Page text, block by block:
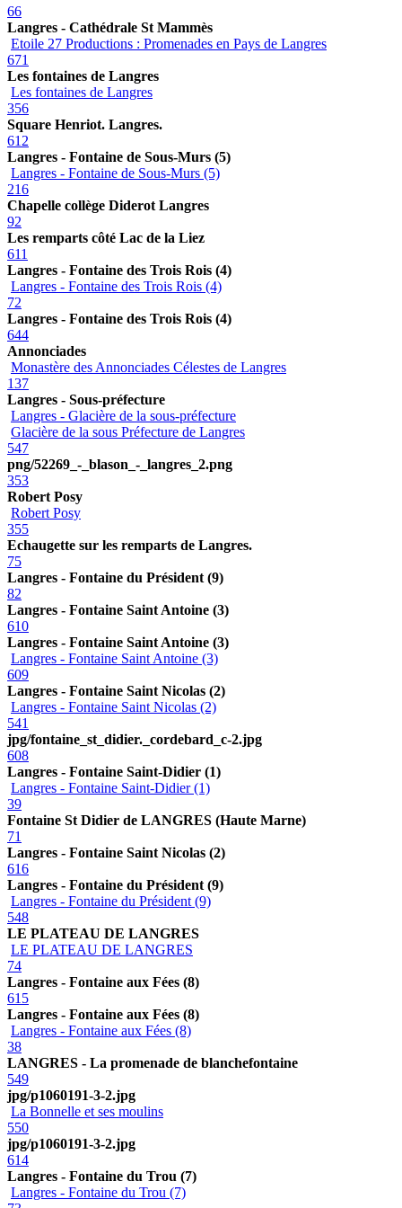
66
Langres - Cathédrale St Mammès
Etoile 27 Productions : Promenades en Pays de Langres
671
Les fontaines de Langres
Les fontaines de Langres
356
Square Henriot. Langres.
612
Langres - Fontaine de Sous-Murs (5)
Langres - Fontaine de Sous-Murs (5)
216
Chapelle collège Diderot Langres
92
Les remparts côté Lac de la Liez
611
Langres - Fontaine des Trois Rois (4)
Langres - Fontaine des Trois Rois (4)
72
Langres - Fontaine des Trois Rois (4)
644
Annonciades
Monastère des Annonciades Célestes de Langres
137
Langres - Sous-préfecture
Langres - Glacière de la sous-préfecture
Glacière de la sous Préfecture de Langres
547
png/52269_-_blason_-_langres_2.png
353
Robert Posy
Robert Posy
355
Echaugette sur les remparts de Langres.
75
Langres - Fontaine du Président (9)
82
Langres - Fontaine Saint Antoine (3)
610
Langres - Fontaine Saint Antoine (3)
Langres - Fontaine Saint Antoine (3)
609
Langres - Fontaine Saint Nicolas (2)
Langres - Fontaine Saint Nicolas (2)
541
jpg/fontaine_st_didier._cordebard_c-2.jpg
608
Langres - Fontaine Saint-Didier (1)
Langres - Fontaine Saint-Didier (1)
39
Fontaine St Didier de LANGRES (Haute Marne)
71
Langres - Fontaine Saint Nicolas (2)
616
Langres - Fontaine du Président (9)
Langres - Fontaine du Président (9)
548
LE PLATEAU DE LANGRES
LE PLATEAU DE LANGRES
74
Langres - Fontaine aux Fées (8)
615
Langres - Fontaine aux Fées (8)
Langres - Fontaine aux Fées (8)
38
LANGRES - La promenade de blanchefontaine
549
jpg/p1060191-3-2.jpg
La Bonnelle et ses moulins
550
jpg/p1060191-3-2.jpg
614
Langres - Fontaine du Trou (7)
Langres - Fontaine du Trou (7)